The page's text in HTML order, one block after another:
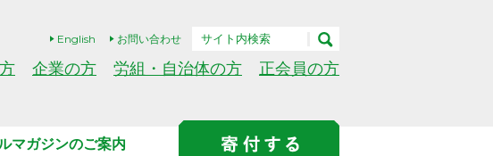
English お問い合わせ
企業の方 労組・自治体の方 正会員の方
マガジンのご案内